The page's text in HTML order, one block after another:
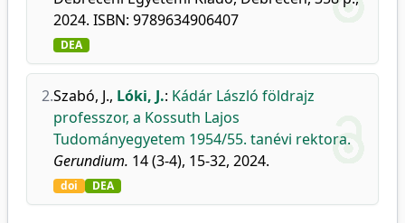
2024. ISBN: 9789634906407
DEA
2.Szabó, J., Lóki, J.: Kádár László földrajz
professzor, a Kossuth Lajos
Tudományegyetem 1954/55. tanévi rektora.
Gerundium. 14 (3-4), 15-32, 2024.
doi DEA